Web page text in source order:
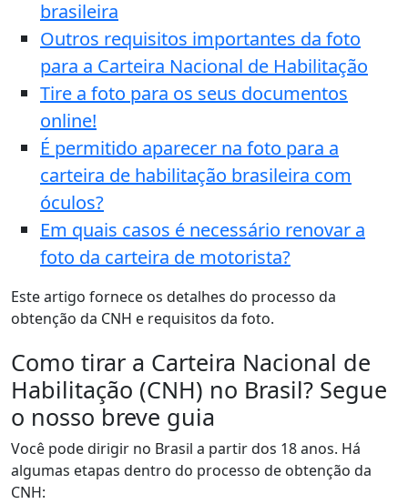
brasileira
Outros requisitos importantes da foto
para a Carteira Nacional de Habilitação
Tire a foto para os seus documentos
online!
É permitido aparecer na foto para a
carteira de habilitação brasileira com
óculos?
Em quais casos é necessário renovar a
foto da carteira de motorista?
Este artigo fornece os detalhes do processo da
obtenção da CNH e requisitos da foto.
Como tirar a Carteira Nacional de
Habilitação (CNH) no Brasil? Segue
o nosso breve guia
Você pode dirigir no Brasil a partir dos 18 anos. Há
algumas etapas dentro do processo de obtenção da
CNH: